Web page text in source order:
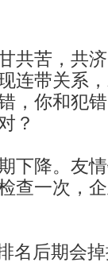
共苦，共
连带关系
，你和犯
？
下降。友
查一次，
名后期会